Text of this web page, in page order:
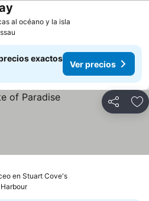
al océano y la isla
exactos
Ver precios
Compartir
en Stuart Cove's